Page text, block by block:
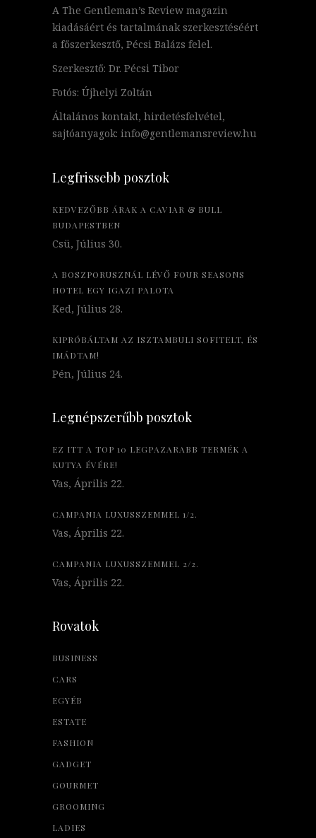
A The Gentleman’s Review magazin
kiadásáért és tartalmának szerkesztéséért
a főszerkesztő, Pécsi Balázs felel.
Szerkesztő: Dr. Pécsi Tibor
Fotós: Újhelyi Zoltán
Általános kontakt, hirdetésfelvétel,
sajtóanyagok: info@gentlemansreview.hu
Legfrissebb posztok
KEDVEZŐBB ÁRAK A CAVIAR & BULL
BUDAPESTBEN
Csü, Július 30.
A BOSZPORUSZNÁL LÉVŐ FOUR SEASONS
HOTEL EGY IGAZI PALOTA
Ked, Július 28.
KIPRÓBÁLTAM AZ ISZTAMBULI SOFITELT, ÉS
IMÁDTAM!
Pén, Július 24.
Legnépszerűbb posztok
EZ ITT A TOP 10 LEGPAZARABB TERMÉK A
KUTYA ÉVÉRE!
Vas, Április 22.
CAMPANIA LUXUSSZEMMEL 1/2.
Vas, Április 22.
CAMPANIA LUXUSSZEMMEL 2/2.
Vas, Április 22.
Rovatok
BUSINESS
CARS
EGYÉB
ESTATE
FASHION
GADGET
GOURMET
GROOMING
LADIES